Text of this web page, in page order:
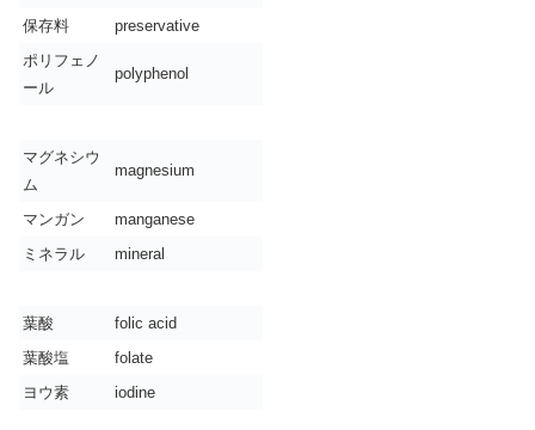
保存料
preservative
ポリフェノ
ール
polyphenol
マグネシウ
ム
magnesium
マンガン
manganese
ミネラル
mineral
葉酸
folic acid
葉酸塩
folate
ヨウ素
iodine